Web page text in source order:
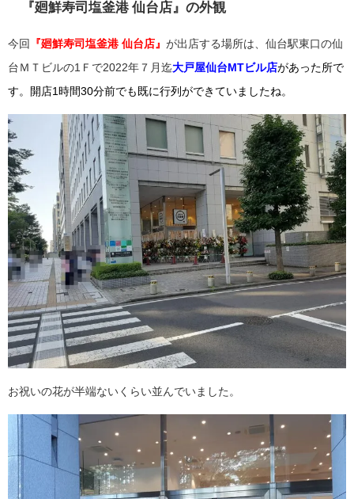
『廻鮮寿司塩釜港 仙台店』の外観
今回 『廻鮮寿司塩釜港 仙台店』 が出店する場所は、 仙台駅東口の仙
台ＭＴビルの1Ｆで2022年７月迄大戸屋仙台MTビル店があった所で
す。開店1時間30分前でも既に行列ができていましたね。
お祝いの花が半端ないくらい並んでいました。